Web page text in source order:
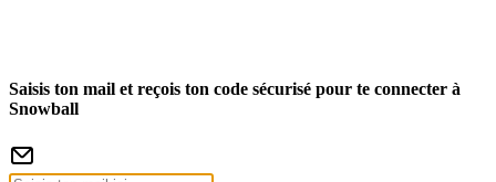
Saisis ton mail et reçois ton code sécurisé pour te connecter à
Snowball